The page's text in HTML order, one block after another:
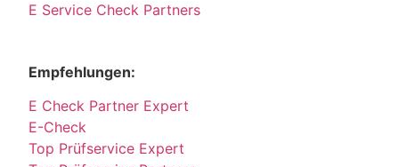
E Service Check Partners
Empfehlungen:
E Check Partner Expert
E-Check
Top Prüfservice Expert